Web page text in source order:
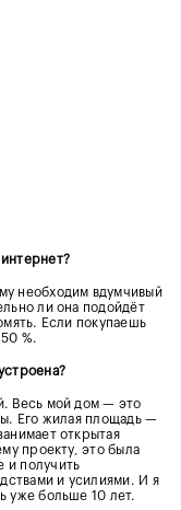
необходим вдумчивый
ли она подойдёт
Если покупаешь
%.
Весь мой дом — это
Его жилая площадь —
открытая
проекту, это была
и получить
и усилиями. И я
уже больше 10 лет.